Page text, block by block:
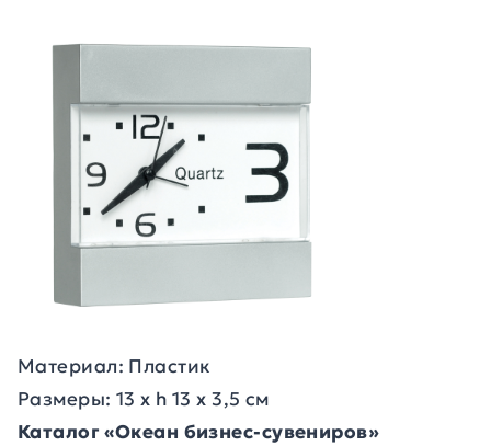
Материал: Пластик
Размеры: 13 х h 13 х 3,5 см
Каталог «Океан бизнес-сувениров»